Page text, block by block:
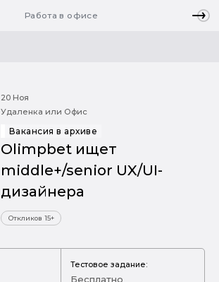
Работа в офисе
20 Ноя
Удаленка или Офис
Вакансия в архиве
Olimpbet ищет
middle+/senior UX/UI-
дизайнера
Откликов 15+
Тестовое задание:
Бесплатно